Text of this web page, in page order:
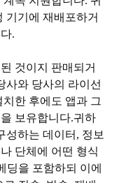
기기에 재배포하거
.
것이지 판매되거
사와 당사의 라이선
한 후에도 앱과 그
보유합니다.귀하
성하는 데이터, 정보
단체에 어떤 형식
딩을 포함하되 이에